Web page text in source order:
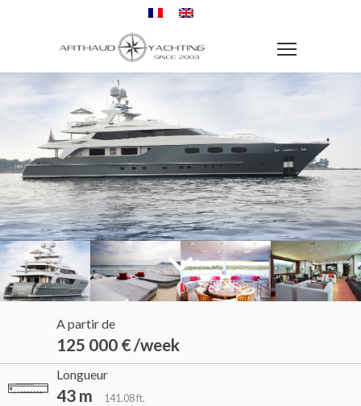
A partir de
125 000 € /week
Longueur
43 m 141.08 ft.